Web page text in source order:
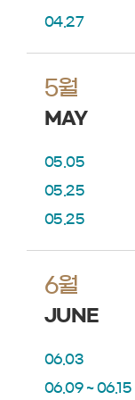
04.27
5월
MAY
05.05
05.25
05.25
6월
JUNE
06.03
06.09 ~ 06.15